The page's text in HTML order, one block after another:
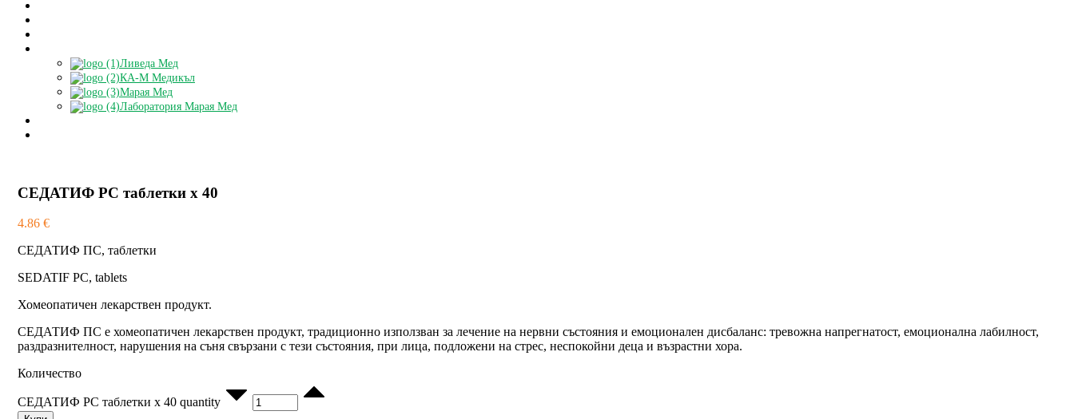
Ливеда Мед
КА-М Медикъл
Марая Мед
Лаборатория Марая Мед
СЕДАТИФ PC таблетки x 40
4.86 €
СЕДАТИФ ПС, таблетки
SEDATIF PC, tablets
Хомеопатичен лекарствен продукт.
СЕДАТИФ ПС е хомеопатичен лекарствен продукт, традиционно използван за лечение на нервни състояния и емоционален дисбаланс: тревожна напрегнатост, емоционална лабилност,
раздразнителност, нарушения на съня свързани с тези състояния, при лица, подложени на стрес, неспокойни деца и възрастни хора.
Количество
СЕДАТИФ PC таблетки x 40 quantity